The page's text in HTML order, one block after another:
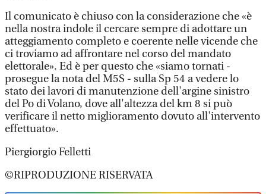
Il comunicato è chiuso con la considerazione che «è
nella nostra indole il cercare sempre di adottare un
atteggiamento completo e coerente nelle vicende che
ci troviamo ad affrontare nel corso del mandato
elettorale». Ed è per questo che «siamo tornati -
prosegue la nota del M5S - sulla Sp 54 a vedere lo
stato dei lavori di manutenzione dell'argine sinistro
del Po di Volano, dove all'altezza del km 8 si può
verificare il netto miglioramento dovuto all'intervento
effettuato».
Piergiorgio Felletti
©RIPRODUZIONE RISERVATA